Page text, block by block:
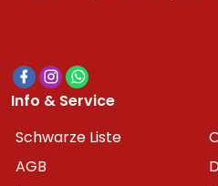
Info & Service
Schwarze Liste
AGB